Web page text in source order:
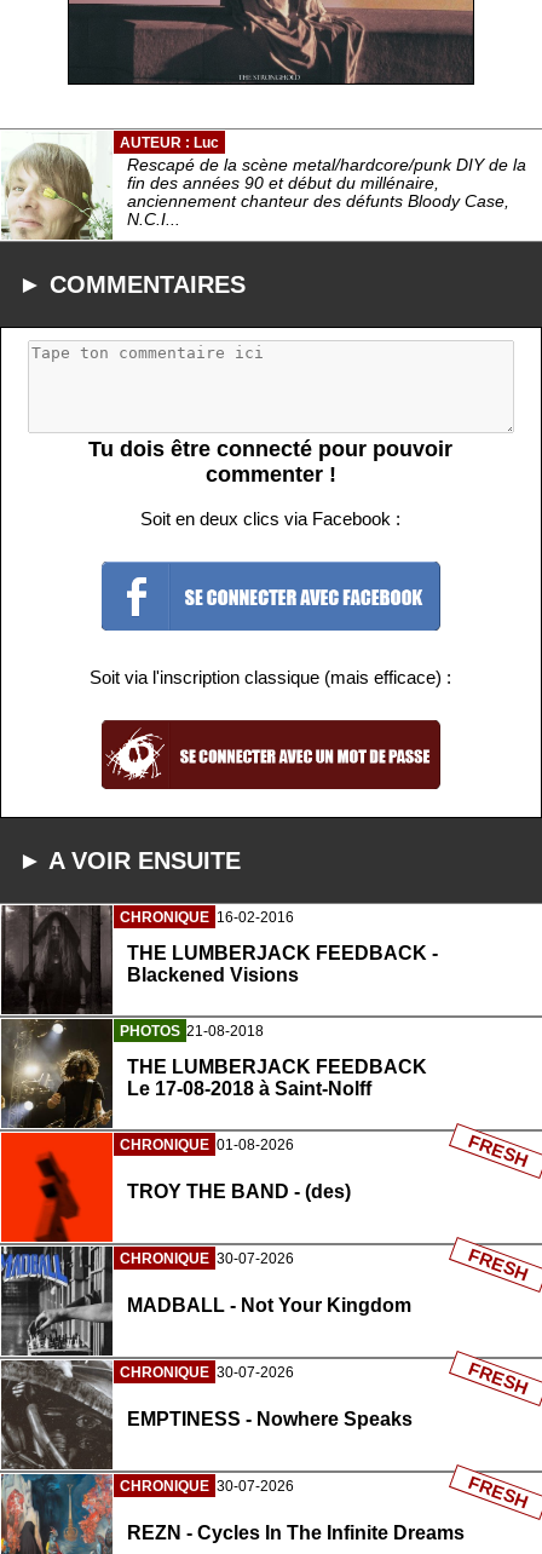
AUTEUR : Luc
Rescapé de la scène metal/hardcore/punk DIY de la
fin des années 90 et début du millénaire,
anciennement chanteur des défunts Bloody Case,
N.C.I...
► COMMENTAIRES
Tu dois être connecté pour pouvoir
commenter !
Soit en deux clics via Facebook :
Soit via l'inscription classique (mais efficace) :
► A VOIR ENSUITE
CHRONIQUE 16-02-2016
THE LUMBERJACK FEEDBACK -
Blackened Visions
PHOTOS 21-08-2018
THE LUMBERJACK FEEDBACK
Le 17-08-2018 à Saint-Nolff
CHRONIQUE 01-08-2026
TROY THE BAND - (des)
FRESH
CHRONIQUE 30-07-2026
MADBALL - Not Your Kingdom
FRESH
CHRONIQUE 30-07-2026
EMPTINESS - Nowhere Speaks
FRESH
CHRONIQUE 30-07-2026
REZN - Cycles In The Infinite Dreams
FRESH